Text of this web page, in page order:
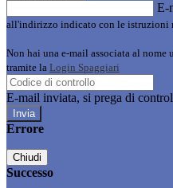
E-
all'indirizzo indicato con le istruzioni
Non hai una e-mail associata al nome
tramite la Login Spaggiari
E-mail inviata, si prega di
Errore
Chiudi
Successo